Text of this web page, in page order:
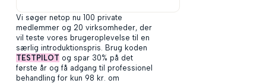
Vi søger netop nu 100 private
medlemmer og 20 virksomheder, der
vil teste vores brugeroplevelse til en
særlig introduktionspris. Brug koden
TESTPILOT og spar 30% på det
første år og få adgang til professionel
behandling for kun 98 kr. om